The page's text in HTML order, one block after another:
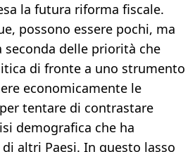
la futura riforma fiscale.
possono essere pochi, ma
delle priorità che
di fronte a uno strumento
economicamente le
tentare di contrastare
demografica che ha
altri Paesi. In questo lasso